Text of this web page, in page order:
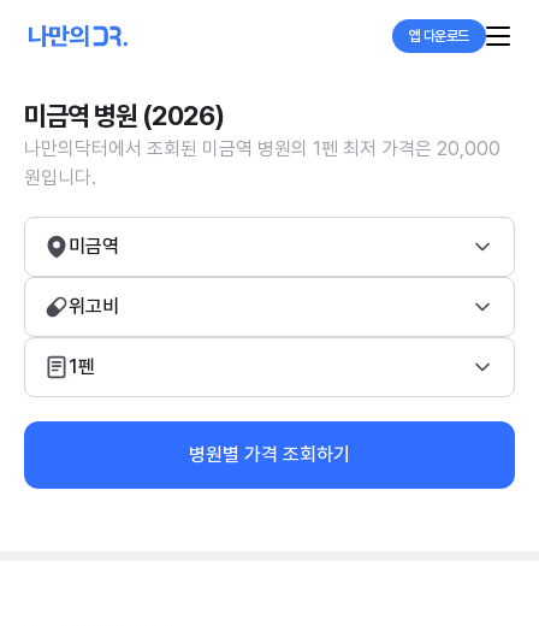
앱 다운로드
미금역 병원 (2026)
나만의닥터에서 조회된 미금역 병원의 1펜 최저 가격은 20,000
원입니다.
미금역
위고비
1펜
병원별 가격 조회하기